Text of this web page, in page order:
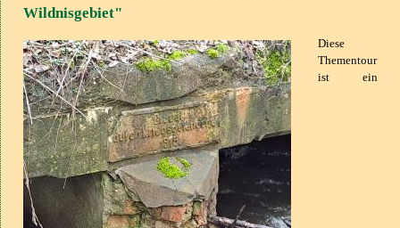
Wildnisgebiet"
Diese
Thementour
ist ein